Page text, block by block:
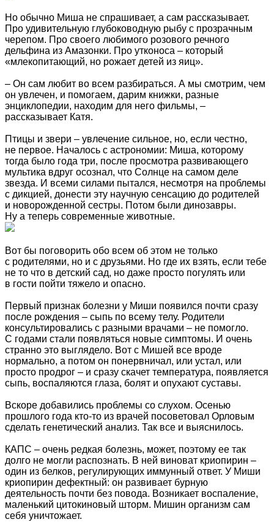
Но обычно Миша не спрашивает, а сам рассказывает.
Про удивительную глубоководную рыбу с прозрачным
черепом. Про своего любимого розового речного
дельфина из Амазонки. Про утконоса – который
«млекопитающий, но рожает детей из яиц».
– Он сам любит во всем разбираться. А мы смотрим, чем
он увлечен, и помогаем, дарим книжки, разные
энциклопедии, находим для него фильмы, –
рассказывает Катя.
Птицы и звери – увлечение сильное, но, если честно,
не первое. Началось с астрономии: Миша, которому
тогда было года три, после просмотра развивающего
мультика вдруг осознал, что Солнце на самом деле
звезда. И всеми силами пытался, несмотря на проблемы
с дикцией, донести эту научную сенсацию до родителей
и новорожденной сестры. Потом были динозавры.
Ну а теперь современные животные.
Вот бы поговорить обо всем об этом не только
с родителями, но и с друзьями. Но где их взять, если тебе
не то что в детский сад, но даже просто погулять или
в гости пойти тяжело и опасно.
Первый признак болезни у Миши появился почти сразу
после рождения – сыпь по всему телу. Родители
консультировались с разными врачами – не помогло.
C годами стали появляться новые симптомы. И очень
странно это выглядело. Вот с Мишей все вроде
нормально, а потом он понервничал, или устал, или
просто продрог – и сразу скачет температура, появляется
сыпь, воспаляются глаза, болят и опухают суставы.
Вскоре добавились проблемы со слухом. Осенью
прошлого года кто-то из врачей посоветовал Орловым
сделать генетический анализ. Так все и выяснилось.
КАПС – очень редкая болезнь, может, поэтому ее так
долго не могли распознать. В ней виноват криопирин –
один из белков, регулирующих иммунный ответ. У Миши
криопирин дефектный: он развивает бурную
деятельность почти без повода. Возникает воспаление,
маленький цитокиновый шторм. Мишин организм сам
себя уничтожает.